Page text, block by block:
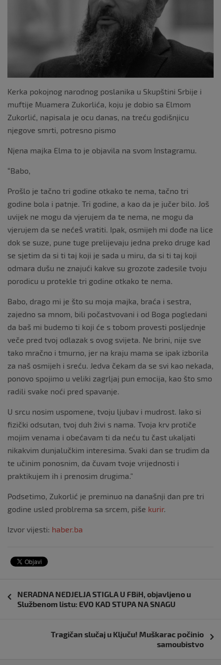
Kerka pokojnog narodnog poslanika u Skupštini Srbije i
muftije Muamera Zukorlića, koju je dobio sa Elmom
Zukorlić, napisala je ocu danas, na treću godišnjicu
njegove smrti, potresno pismo
Njena majka Elma to je objavila na svom Instagramu.
“Babo,
Prošlo je tačno tri godine otkako te nema, tačno tri
godine bola i patnje. Tri godine, a kao da je jučer bilo. Još
uvijek ne mogu da vjerujem da te nema, ne mogu da
vjerujem da se nećeš vratiti. Ipak, osmijeh mi dođe na lice
dok se suze, pune tuge prelijevaju jedna preko druge kad
se sjetim da si ti taj koji je sada u miru, da si ti taj koji
odmara dušu ne znajući kakve su grozote zadesile tvoju
porodicu u protekle tri godine otkako te nema.
Babo, drago mi je što su moja majka, braća i sestra,
zajedno sa mnom, bili počastvovani i od Boga pogledani
da baš mi budemo ti koji će s tobom provesti posljednje
veče pred tvoj odlazak s ovog svijeta. Ne brini, nije sve
tako mračno i tmurno, jer na kraju mama se ipak izborila
za naš osmijeh i sreću. Jedva čekam da se svi kao nekada,
ponovo spojimo u veliki zagrljaj pun emocija, kao što smo
radili svake noći pred spavanje.
U srcu nosim uspomene, tvoju ljubav i mudrost. Iako si
fizički odsutan, tvoj duh živi s nama. Tvoja krv protiče
mojim venama i obećavam ti da neću tu čast ukaljati
nikakvim dunjalučkim interesima. Svaki dan se trudim da
te učinim ponosnim, da čuvam tvoje vrijednosti i
praktikujem ih i prenosim drugima.”
Podsetimo, Zukorlić je preminuo na današnji dan pre tri
godine usled problrema sa srcem, piše kurir.
Izvor vijesti: haber.ba
objava
NERADNA NEDJELJA STIGLA U FBiH, objavljeno u
Službenom listu: EVO KAD STUPA NA SNAGU
Tragičan slučaj u Ključu! Muškarac počinio
samoubistvo